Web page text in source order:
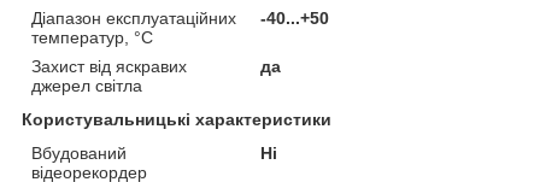
Діапазон експлуатаційних
температур, °C
-40...+50
Захист від яскравих
джерел світла
да
Користувальницькі характеристики
Вбудований
відеорекордер
Ні